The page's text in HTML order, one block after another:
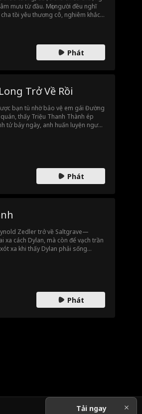
mưu từ đầu. Mọi người đều nghĩ
tồi yêu thương cô, nghiêm khắc
thành tấm bia của người khác,
Phát
Trở Về Rồi
bạn tù nhờ bảo vệ em gái Đường
thấy Triệu Thanh Thành ép
tử bảy ngày, anh huấn luyện người
Phát
Zedler trở về Saltgrave—
xa cách Dylan, mà còn để vạch trần
xa khi thấy Dylan phải sống
chuyện quá muộn.
Phát
Tải ngay